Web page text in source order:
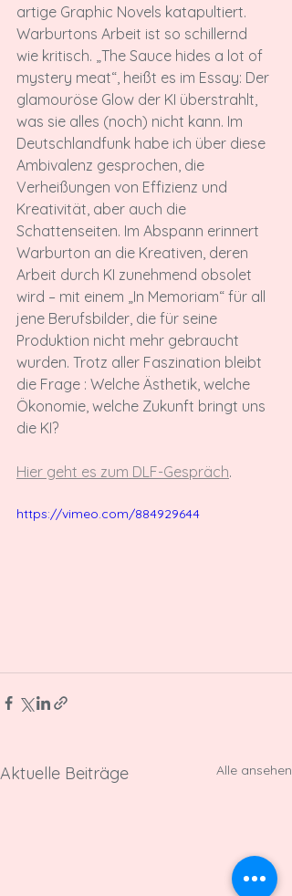
artige Graphic Novels katapultiert.
Warburtons Arbeit ist so schillernd
wie kritisch. „The Sauce hides a lot of
mystery meat“, heißt es im Essay: Der
glamouröse Glow der KI überstrahlt,
was sie alles (noch) nicht kann. Im
Deutschlandfunk habe ich über diese
Ambivalenz gesprochen, die
Verheißungen von Effizienz und
Kreativität, aber auch die
Schattenseiten. Im Abspann erinnert
Warburton an die Kreativen, deren
Arbeit durch KI zunehmend obsolet
wird – mit einem „In Memoriam“ für all
jene Berufsbilder, die für seine
Produktion nicht mehr gebraucht
wurden. Trotz aller Faszination bleibt
die Frage : Welche Ästhetik, welche
Ökonomie, welche Zukunft bringt uns
die KI?
Hier geht es zum DLF-Gespräch.
https://vimeo.com/884929644
Aktuelle Beiträge Alle ansehen